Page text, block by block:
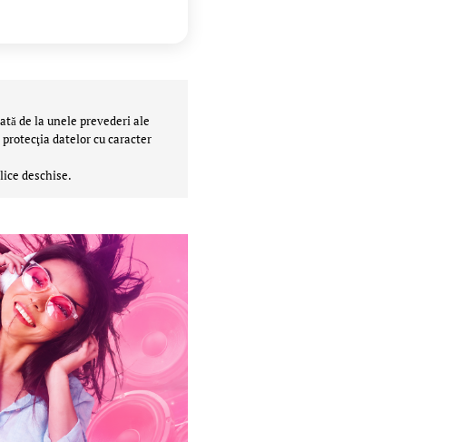
de la unele prevederi ale
datelor cu caracter
deschise.